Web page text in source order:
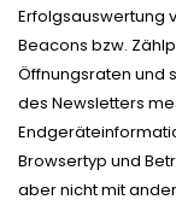
Erfolgsauswertung
Beacons bzw.
Öffnungsraten und
des Newsletters
Browsertyp und
aber nicht mit